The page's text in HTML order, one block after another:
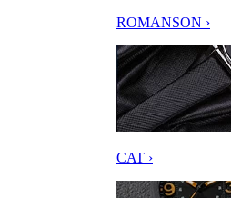
ROMANSON ›
CAT ›